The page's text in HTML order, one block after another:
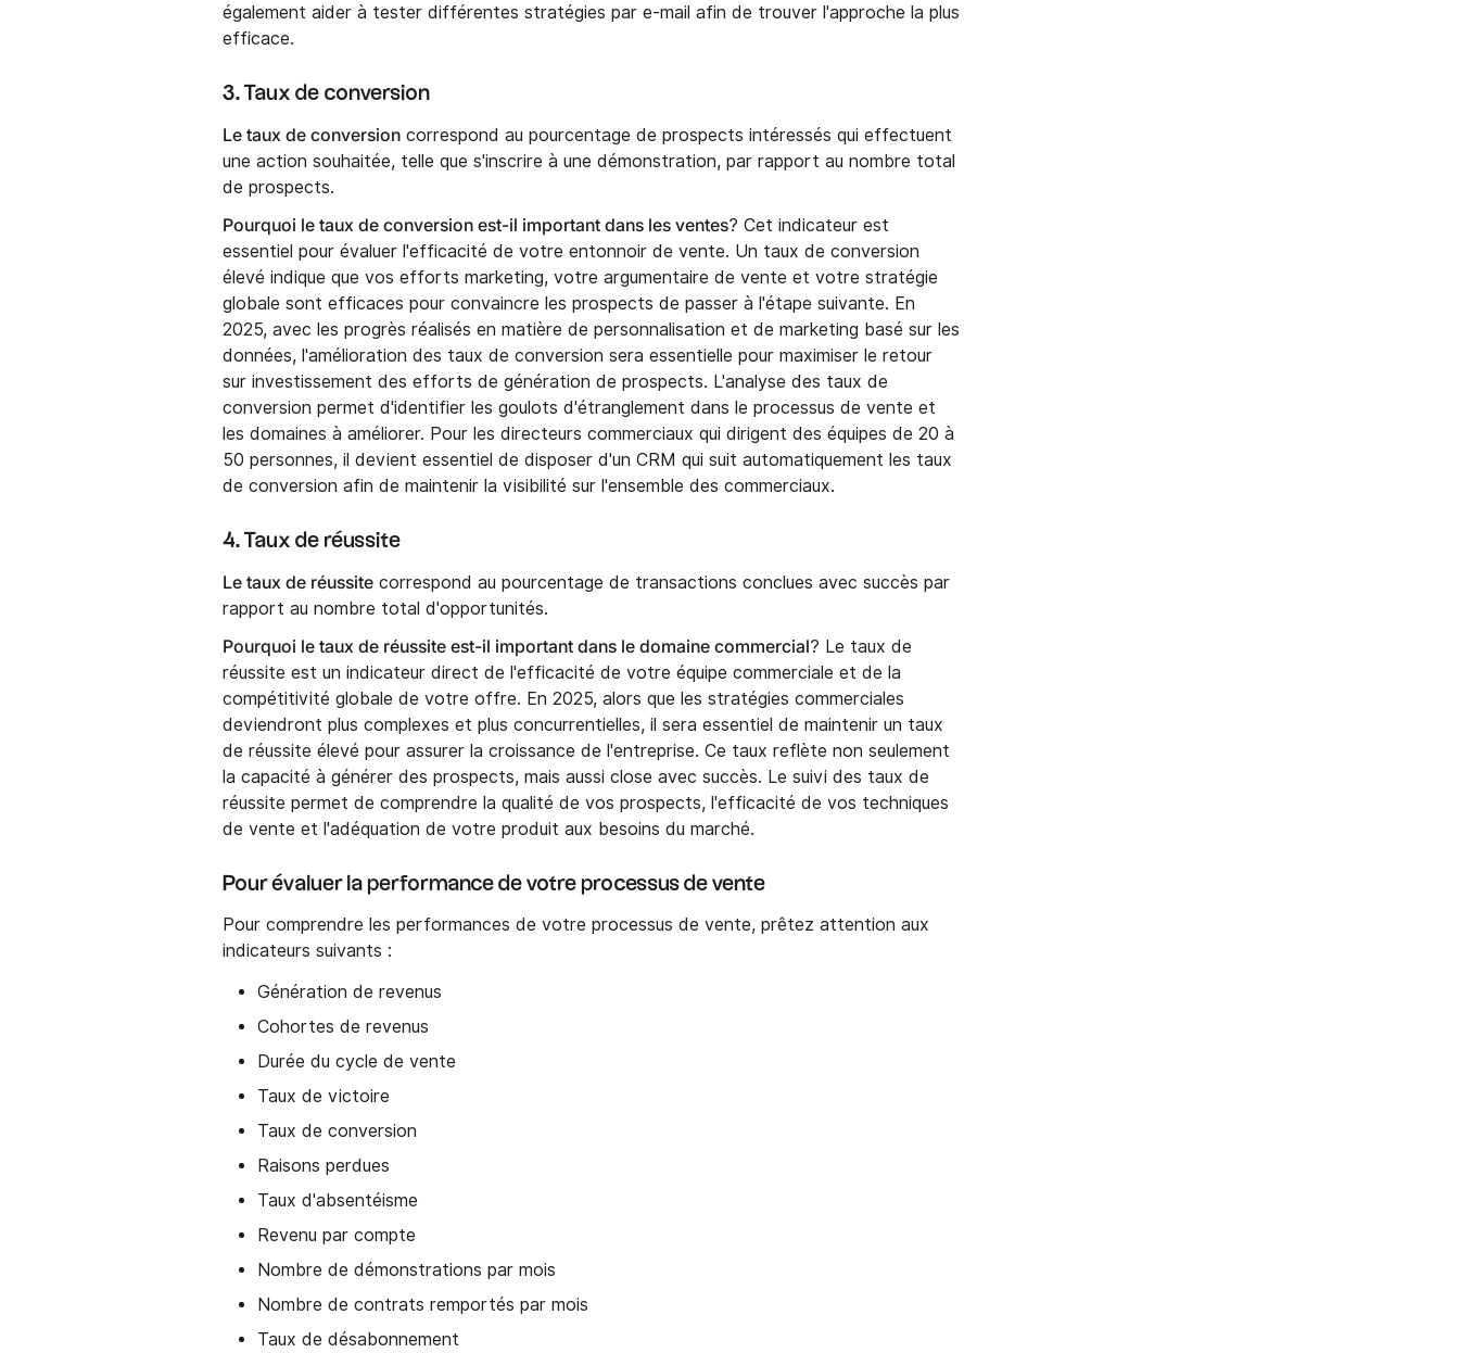
également aider à tester différentes stratégies par e-mail afin de trouver l'approche la plus
efficace.
3. Taux de conversion
Le taux de conversion correspond au pourcentage de prospects intéressés qui effectuent
une action souhaitée, telle que s'inscrire à une démonstration, par rapport au nombre total
de prospects.
Pourquoi le taux de conversion est-il important dans les ventes? Cet indicateur est
essentiel pour évaluer l'efficacité de votre entonnoir de vente. Un taux de conversion
élevé indique que vos efforts marketing, votre argumentaire de vente et votre stratégie
globale sont efficaces pour convaincre les prospects de passer à l'étape suivante. En
2025, avec les progrès réalisés en matière de personnalisation et de marketing basé sur les
données, l'amélioration des taux de conversion sera essentielle pour maximiser le retour
sur investissement des efforts de génération de prospects. L'analyse des taux de
conversion permet d'identifier les goulots d'étranglement dans le processus de vente et
les domaines à améliorer. Pour les directeurs commerciaux qui dirigent des équipes de 20 à
50 personnes, il devient essentiel de disposer d'un CRM qui suit automatiquement les taux
de conversion afin de maintenir la visibilité sur l'ensemble des commerciaux.
4. Taux de réussite
Le taux de réussite correspond au pourcentage de transactions conclues avec succès par
rapport au nombre total d'opportunités.
Pourquoi le taux de réussite est-il important dans le domaine commercial? Le taux de
réussite est un indicateur direct de l'efficacité de votre équipe commerciale et de la
compétitivité globale de votre offre. En 2025, alors que les stratégies commerciales
deviendront plus complexes et plus concurrentielles, il sera essentiel de maintenir un taux
de réussite élevé pour assurer la croissance de l'entreprise. Ce taux reflète non seulement
la capacité à générer des prospects, mais aussi close avec succès. Le suivi des taux de
réussite permet de comprendre la qualité de vos prospects, l'efficacité de vos techniques
de vente et l'adéquation de votre produit aux besoins du marché.
Pour évaluer la performance de votre processus de vente
Pour comprendre les performances de votre processus de vente, prêtez attention aux
indicateurs suivants :
Génération de revenus
Cohortes de revenus
Durée du cycle de vente
Taux de victoire
Taux de conversion
Raisons perdues
Taux d'absentéisme
Revenu par compte
Nombre de démonstrations par mois
Nombre de contrats remportés par mois
Taux de désabonnement